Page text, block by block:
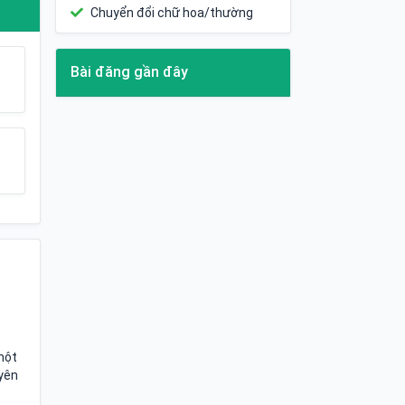
Chuyển đổi chữ hoa/thường
Bài đăng gần đây